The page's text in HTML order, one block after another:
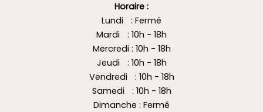
Horaire :
Lundi : Fermé
Mardi : 10h - 18h
Mercredi : 10h - 18h
Jeudi : 10h - 18h
Vendredi : 10h - 18h
Samedi : 10h - 18h
Dimanche : Fermé